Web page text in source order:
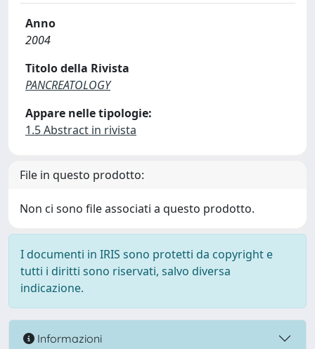
Anno
2004
Titolo della Rivista
PANCREATOLOGY
Appare nelle tipologie:
1.5 Abstract in rivista
File in questo prodotto:
Non ci sono file associati a questo prodotto.
I documenti in IRIS sono protetti da copyright e
tutti i diritti sono riservati, salvo diversa
indicazione.
Informazioni